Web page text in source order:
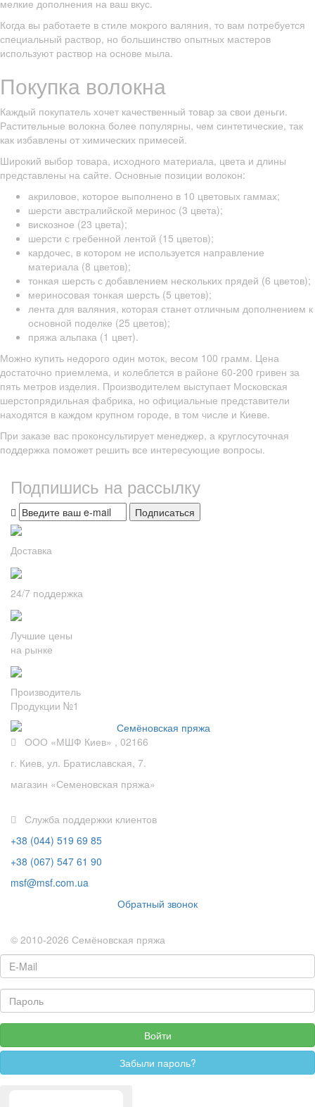
мелкие дополнения на ваш вкус.
Когда вы работаете в стиле мокрого валяния, то вам потребуется
специальный раствор, но большинство опытных мастеров
используют раствор на основе мыла.
Покупка волокна
Каждый покупатель хочет качественный товар за свои деньги.
Растительные волокна более популярны, чем синтетические, так
как избавлены от химических примесей.
Широкий выбор товара, исходного материала, цвета и длины
представлены на сайте. Основные позиции волокон:
акриловое, которое выполнено в 10 цветовых гаммах;
шерсти австралийской меринос (3 цвета);
вискозное (23 цвета);
шерсти с гребенной лентой (15 цветов);
кардочес, в котором не используется направление
материала (8 цветов);
тонкая шерсть с добавлением нескольких прядей (6 цветов);
мериносовая тонкая шерсть (5 цветов);
лента для валяния, которая станет отличным дополнением к
основной поделке (25 цветов);
пряжа альпака (1 цвет).
Можно купить недорого один моток, весом 100 грамм. Цена
достаточно приемлема, и колеблется в районе 60-200 гривен за
пять метров изделия. Производителем выступает Московская
шерстопрядильная фабрика, но официальные представители
находятся в каждом крупном городе, в том числе и Киеве.
При заказе вас проконсультирует менеджер, а круглосуточная
поддержка поможет решить все интересующие вопросы.
Подпишись на рассылку
Подписаться
Доставка
24/7 поддержка
Лучшие цены
на рынке
Производитель
Продукции №1
ООО «МШФ Киев» , 02166
г. Киев, ул. Братиславская, 7.
магазин «Семеновская пряжа»
Служба поддержки клиентов
+38 (044) 519 69 85
+38 (067) 547 61 90
msf@msf.com.ua
Обратный звонок
© 2010-2026 Семёновская пряжа